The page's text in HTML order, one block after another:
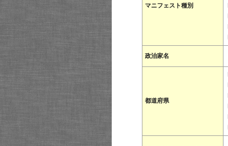
マニフェスト種別
政治家名
都道府県